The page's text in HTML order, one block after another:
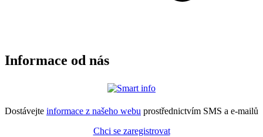
Informace od nás
Dostávejte informace z našeho webu prostřednictvím SMS a e-mailů
Chci se zaregistrovat